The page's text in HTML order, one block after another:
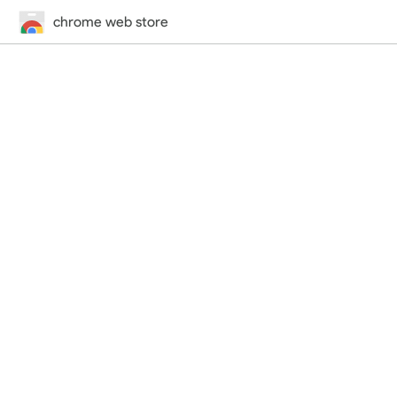
chrome web store